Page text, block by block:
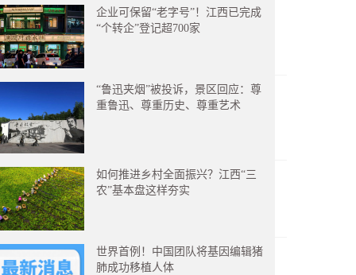
企业可保留“老字号”！江西已完成
“个转企”登记超700家
“鲁迅夹烟”被投诉，景区回应：尊
重鲁迅、尊重历史、尊重艺术
如何推进乡村全面振兴？江西“三
农”基本盘这样夯实
世界首例！中国团队将基因编辑猪
肺成功移植人体